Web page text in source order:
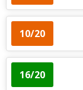
10/20
16/20